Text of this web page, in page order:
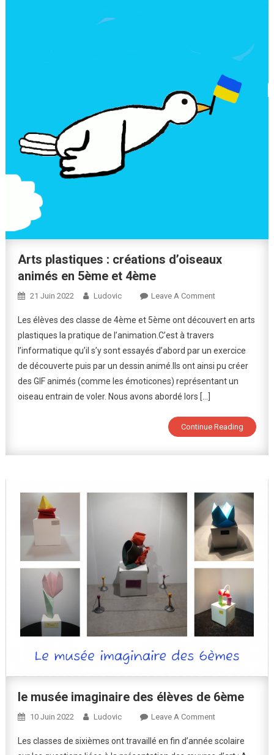
Arts plastiques : créations d’oiseaux
animés en 5ème et 4ème
21 Juin 2022 Ludovic Leave A CommentOn
Plastiques
Créations
D’oiseaux
Animés
4ème
Les élèves des classe de 4ème et 5ème ont découvert en arts
plastiques la pratique de l’animation.C’est à travers
l’informatique qu’il s’y sont essayés d’abord par un exercice
de découverte puis par un dessin animé.Ils ont ainsi pu créer
des GIF animés (comme les émoticones) représentant un
oiseau entrain de voler. Nous avons abordé lors […]
Continue Reading
le musée imaginaire des élèves de 6ème
10 Juin 2022 Ludovic Leave A CommentOn
Musée
Les classes de sixièmes ont travaillé en fin d’année scolaire